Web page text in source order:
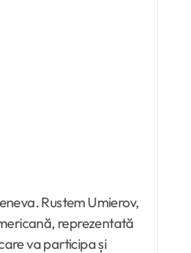
Rustem Umierov,
reprezentată
va participa și